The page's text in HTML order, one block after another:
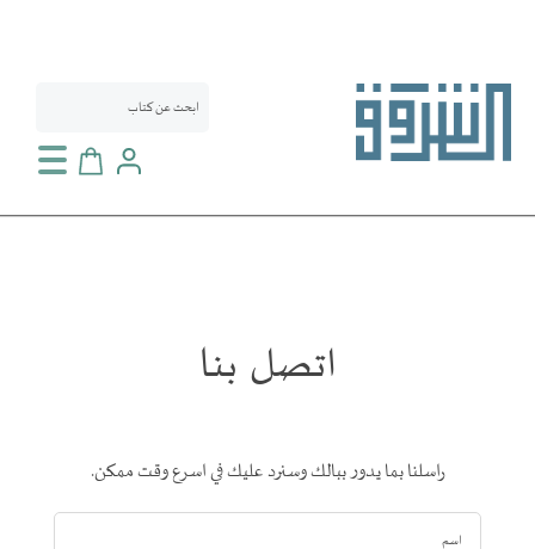
سلة التسوق
اتصل بنا
راسلنا بما يدور ببالك وسنرد عليك في اسرع وقت ممكن.